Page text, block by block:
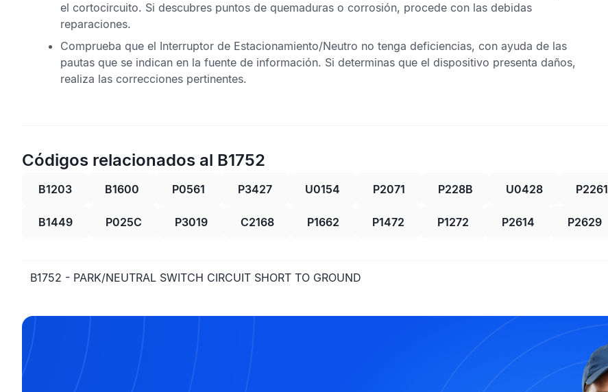
el cortocircuito. Si descubres puntos de quemaduras o corrosión, procede con las debidas
reparaciones.
Comprueba que el Interruptor de Estacionamiento/Neutro no tenga deficiencias, con ayuda de las
pautas que se indican en la fuente de información. Si determinas que el dispositivo presenta daños,
realiza las correcciones pertinentes.
Códigos relacionados al B1752
B1203 B1600 P0561 P3427 U0154 P2071 P228B U0428 P2261
B1449 P025C P3019 C2168 P1662 P1472 P1272 P2614 P2629
B1752 - PARK/NEUTRAL SWITCH CIRCUIT SHORT TO GROUND